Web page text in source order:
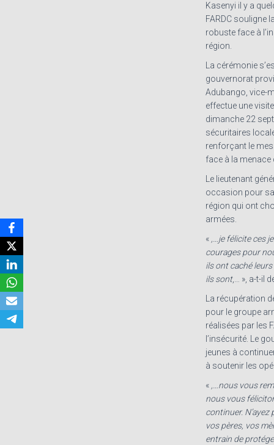
Kasenyi il y a
FARDC souligne
robuste face à
région.
La cérémonie
gouvernorat
Adubango, vice-
effectue une
dimanche 22
sécuritaires
renforçant le
face à la
Le lieutenant
occasion pour
région qui ont
armées.
« ,…je félicite ces
courages pour
ils ont caché
ils sont,… », a-t-il
La récupération
pour le groupe
réalisées par les
l’insécurité. Le
jeunes à
à soutenir les
« ,…nous vous
nous vous
continuer. N’ayez
vos pères, vos
entrain de